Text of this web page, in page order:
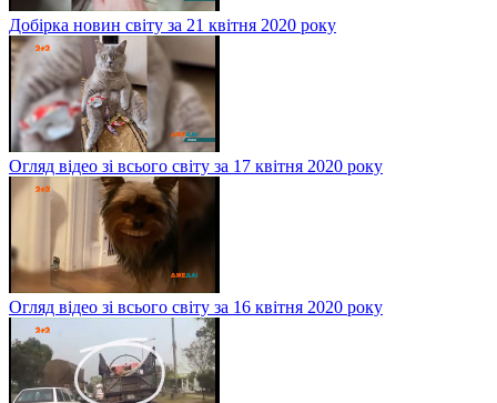
Добірка новин світу за 21 квітня 2020 року
Огляд відео зі всього світу за 17 квітня 2020 року
Огляд відео зі всього світу за 16 квітня 2020 року